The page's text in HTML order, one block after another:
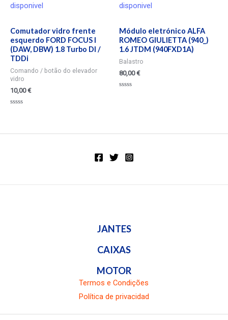
disponivel
Comutador vidro frente
esquerdo FORD FOCUS I
(DAW, DBW) 1.8 Turbo DI /
TDDi
Comando / botão do elevador
vidro
10,00€
5
disponivel
Módulo eletrónico ALFA
ROMEO GIULIETTA (940_)
1.6 JTDM (940FXD1A)
Balastro
80,00€
JANTES
CAIXAS
MOTOR
Termos e Condições
Política de privacidad